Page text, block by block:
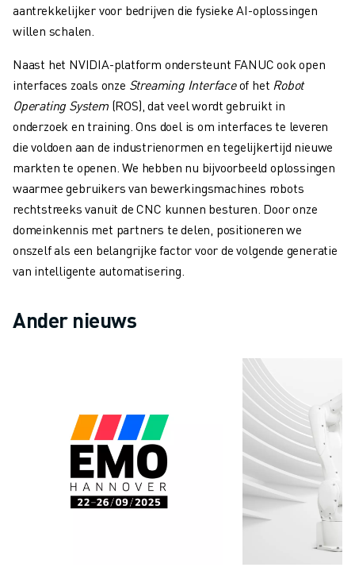
aantrekkelijker voor bedrijven die fysieke AI-oplossingen
willen schalen.
Naast het NVIDIA-platform ondersteunt FANUC ook open
interfaces zoals onze Streaming Interfaceof het Robot
Operating System(ROS), dat veel wordt gebruikt in
onderzoek en training. Ons doel is om interfaces te leveren
die voldoen aan de industrienormen en tegelijkertijd nieuwe
markten te openen. We hebben nu bijvoorbeeld oplossingen
waarmee gebruikers van bewerkingsmachines robots
rechtstreeks vanuit de CNC kunnen besturen. Door onze
domeinkennis met partners te delen, positioneren we
onszelf als een belangrijke factor voor de volgende generatie
van intelligente automatisering.
Ander nieuws